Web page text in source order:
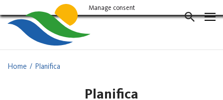
al
contingut
Home Planifica
Planifica
Manage consent